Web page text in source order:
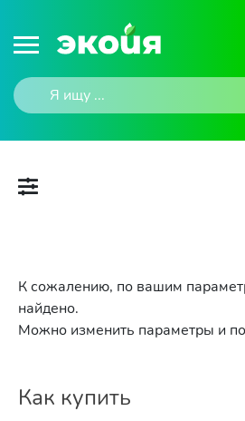
К сожалению, по вашим
найдено.
Можно изменить параметры и
Как купить